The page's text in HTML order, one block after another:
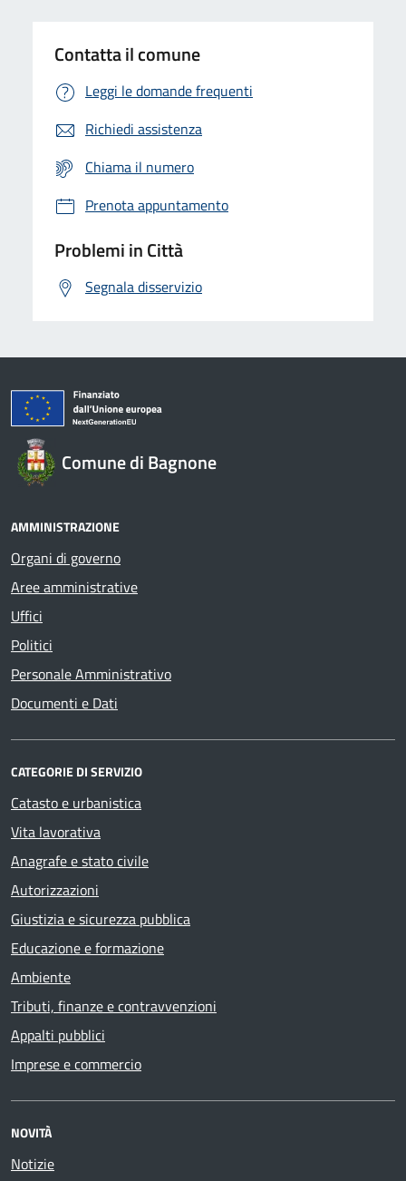
Contatta il comune
Leggi le domande frequenti
Richiedi assistenza
Chiama il numero
Prenota appuntamento
Problemi in Città
Segnala disservizio
Comune di Bagnone
AMMINISTRAZIONE
Organi di governo
Aree amministrative
Uffici
Politici
Personale Amministrativo
Documenti e Dati
CATEGORIE DI SERVIZIO
Catasto e urbanistica
Vita lavorativa
Anagrafe e stato civile
Autorizzazioni
Giustizia e sicurezza pubblica
Educazione e formazione
Ambiente
Tributi, finanze e contravvenzioni
Appalti pubblici
Imprese e commercio
NOVITÀ
Notizie